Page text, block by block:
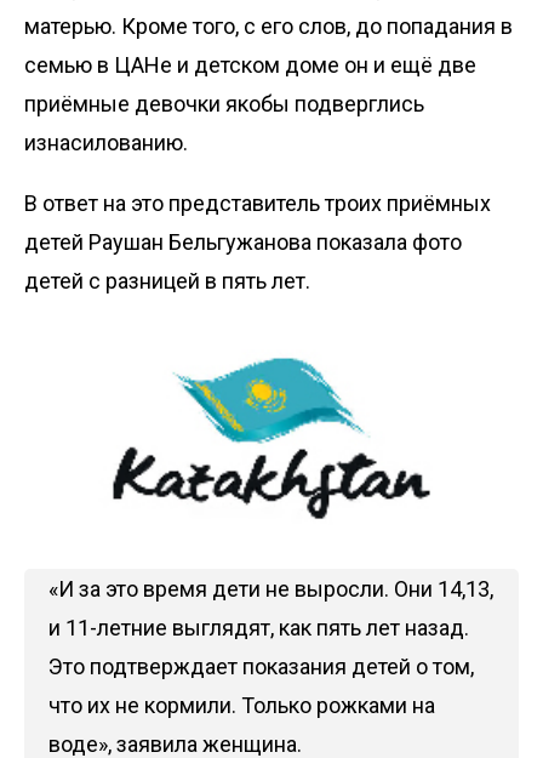
матерью. Кроме того, с его слов, до попадания в
семью в ЦАНе и детском доме он и ещё две
приёмные девочки якобы подверглись
изнасилованию.
В ответ на это представитель троих приёмных
детей Раушан Бельгужанова показала фото
детей с разницей в пять лет.
«И за это время дети не выросли. Они 14,13,
и 11-летние выглядят, как пять лет назад.
Это подтверждает показания детей о том,
что их не кормили. Только рожками на
воде», заявила женщина.